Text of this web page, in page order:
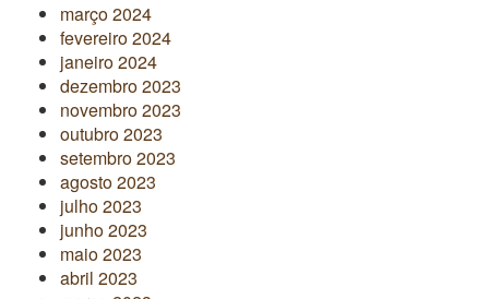
março 2024
fevereiro 2024
janeiro 2024
dezembro 2023
novembro 2023
outubro 2023
setembro 2023
agosto 2023
julho 2023
junho 2023
maio 2023
abril 2023